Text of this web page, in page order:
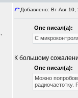
Добавлено: Вт Авг 10,
One писал(а):
С
К большому
One писал(а):
Можно
радиочастотку.